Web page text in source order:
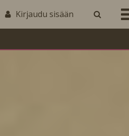
Kirjaudu sisään